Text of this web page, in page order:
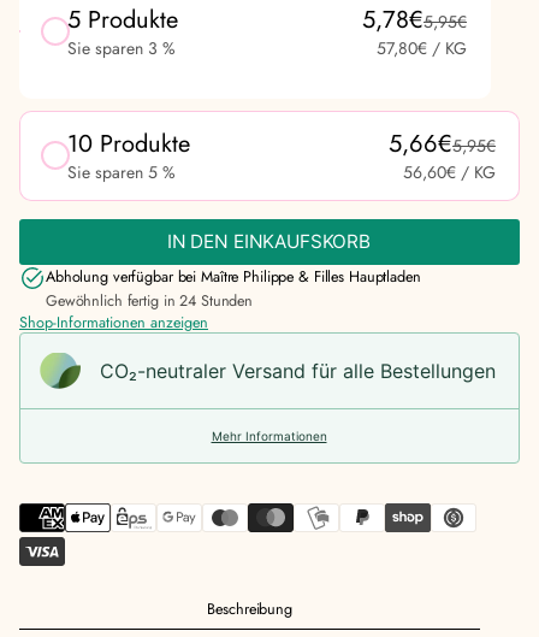
Am beliebtesten 5 Produkte
Sie sparen 3 %
5,78€5,95€
57,80€ / KG
10 Produkte
Sie sparen 5 %
5,66€5,95€
56,60€ / KG
IN DEN EINKAUFSKORB
Abholung verfügbar beiMaître Philippe & Filles Hauptladen
Gewöhnlich fertig in 24 Stunden
Shop-Informationen anzeigen
CO₂-neu­t­raler Versand für alle Bestellungen
Mehr Informationen
Beschreibung